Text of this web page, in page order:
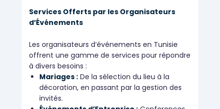
Services Offerts par les Organisateurs
d’Événements
Les organisateurs d’événements en Tunisie
offrent une gamme de services pour répondre
à divers besoins :
Mariages : De la sélection du lieu à la
décoration, en passant par la gestion des
invités.